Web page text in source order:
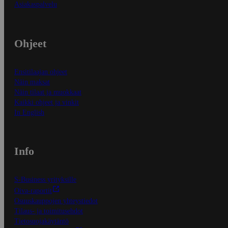
Asiakaspalvelu
Ohjeet
Ensitilaajan ohjeet
Näin maksat
Näin tilaat ja muokkaat
Kaikki ohjeet ja vinkit
In English
Info
S-Business yrityksille
Oiva-raportit
Osuuskauppojen yhteystiedot
Tilaus- ja toimitusehdot
Tietosuojakäytäntö